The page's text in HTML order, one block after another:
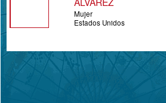
Mujer
Estados Unidos